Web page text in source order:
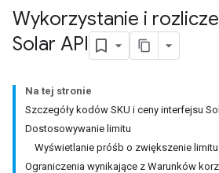
Wykorzystanie i
Solar API
Na tej stronie
Szczegóły kodów SKU i ceny interfejsu
Dostosowywanie limitu
Wyświetlanie próśb o zwiększenie limitu
Ograniczenia wynikające z Warunków